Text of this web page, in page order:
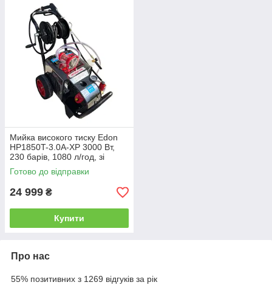
Мийка високого тиску Edon
HP1850T-3.0A-XР 3000 Вт,
230 барів, 1080 л/год, зі
шлангом 10 м
Готово до відправки
24 999 ₴
Купити
Про нас
55% позитивних з 1269 відгуків за рік